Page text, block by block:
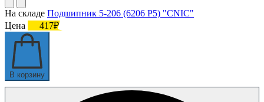
На складе Подшипник 5-206 (6206 P5) "CNIC"
Цена
417₽
В корзину